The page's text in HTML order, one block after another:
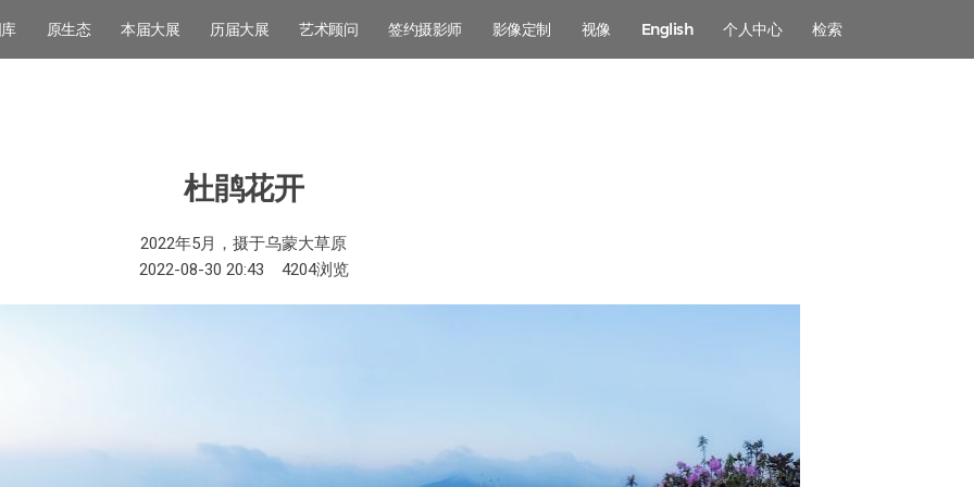
原生态 本届大展 历届大展 艺术顾问 签约摄影师 影像定制 视像 English 个人中心 检索
杜鹃花开
2022年5月，摄于乌蒙大草原
2022-08-30 20:43
4204浏览